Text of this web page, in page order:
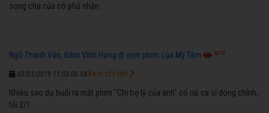
song cha của cô phủ nhận.
Ngô Thanh Vân, Đàm Vĩnh Hưng đi xem phim của Mỹ Tâm 6270
03/01/2019 11:03:00 SA
Nhiều sao dự buổi ra mắt phim "Chị trợ lý của anh" có nữ ca sĩ đóng chính,
tối 2/1.
Xem chi tiết